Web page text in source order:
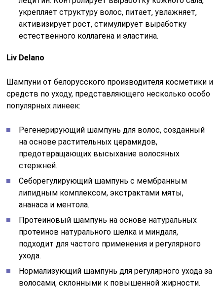
укрепляет структуру волос, питает, увлажняет,
активизирует рост, стимулирует выработку
естественного коллагена и эластина.
Liv Delano
Шампуни от белорусского производителя косметики и
средств по уходу, представляющего несколько особо
популярных линеек:
Регенерирующий шампунь для волос, созданный
на основе растительных церамидов,
предотвращающих высыхание волосяных
стержней.
Себорегулирующий шампунь с мембранным
липидным комплексом, экстрактами мяты,
ананаса и ментола.
Протеиновый шампунь на основе натуральных
протеинов натурального шелка и миндаля,
подходит для частого применения и регулярного
ухода.
Нормализующий шампунь для регулярного ухода за
волосами, склонными к повышенной жирности.